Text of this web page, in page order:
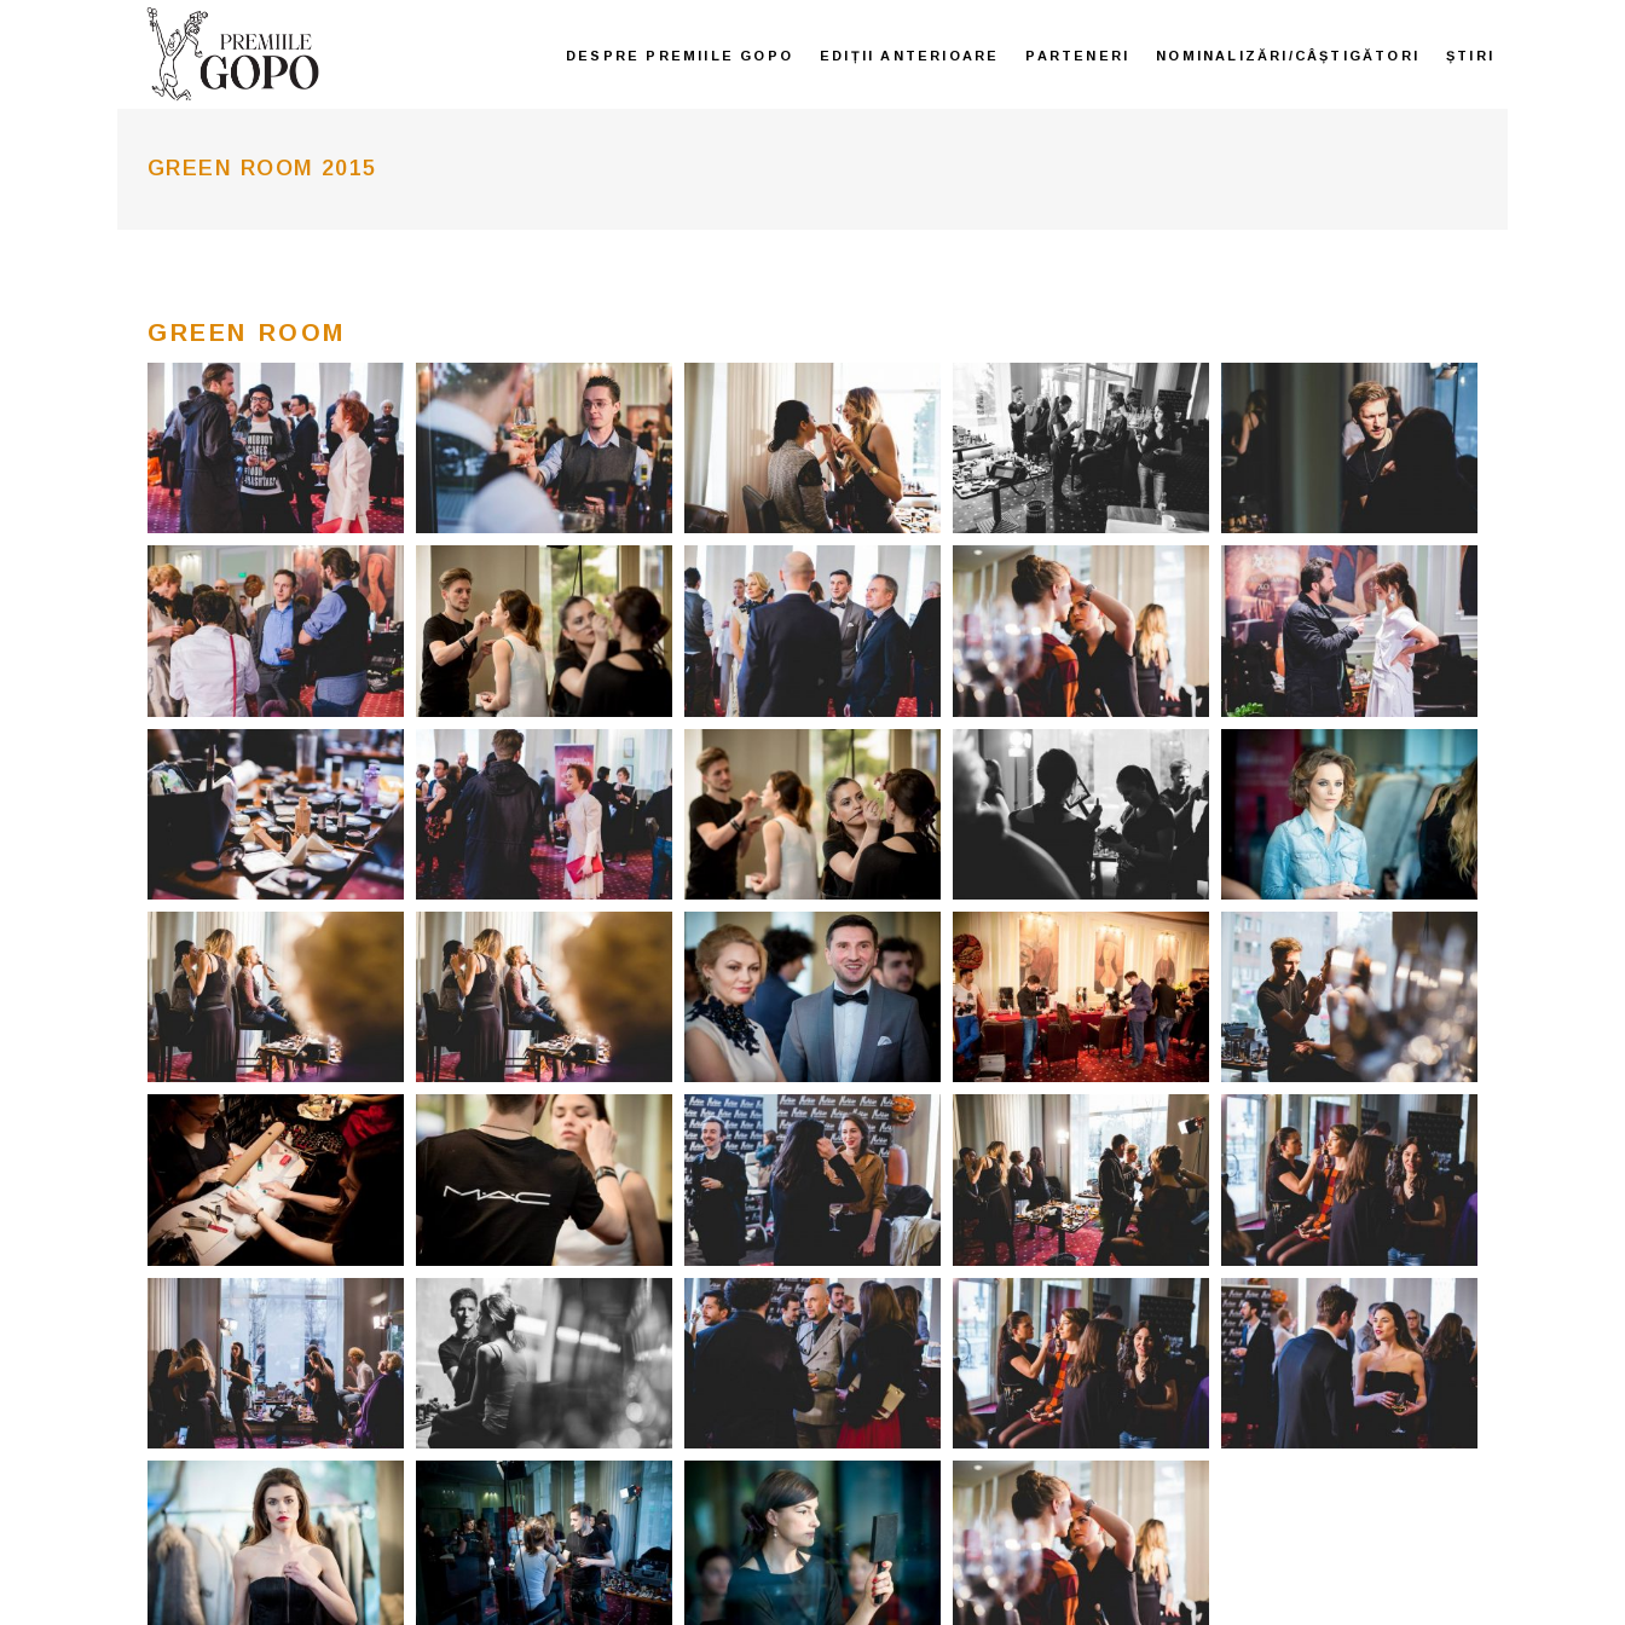
DESPRE PREMIILE GOPO EDIȚII ANTERIOARE PARTENERI NOMINALIZĂRI/CÂȘTIGĂTORI ȘTIRI
GREEN ROOM 2015
GREEN ROOM